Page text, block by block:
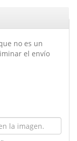
no es un
el envío